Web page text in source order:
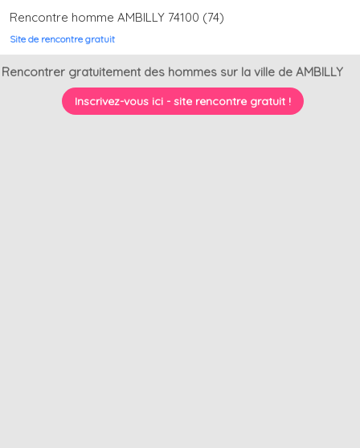
Rencontre homme AMBILLY 74100 (74)
Site de rencontre gratuit
Rencontrer gratuitement des hommes sur la ville de AMBILLY
Inscrivez-vous ici - site rencontre gratuit !